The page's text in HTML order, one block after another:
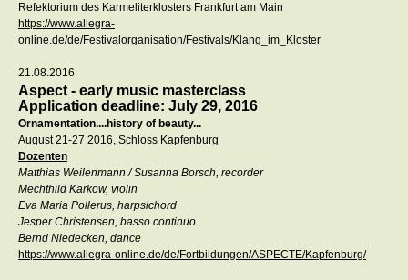
Refektorium des Karmeliterklosters Frankfurt am Main
https://www.allegra-
online.de/de/Festivalorganisation/Festivals/Klang_im_Kloster
21.08.2016
Aspect - early music masterclass
Application deadline: July 29, 2016
Ornamentation....history of beauty...
August 21-27 2016, Schloss Kapfenburg
Dozenten
Matthias Weilenmann / Susanna Borsch, recorder
Mechthild Karkow, violin
Eva Maria Pollerus, harpsichord
Jesper Christensen, basso continuo
Bernd Niedecken, dance
https://www.allegra-online.de/de/Fortbildungen/ASPECTE/Kapfenburg/